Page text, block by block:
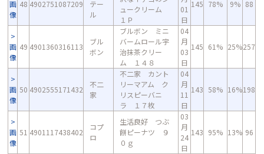
画
像
48 4902751087209
テー
ル
ュークリーム
１Ｐ
01
日
145 78% 9% 88
画
像
49 4901360316113
ブル
ボン
ブルボン ミニ
バームロール宇
治抹茶クリー
ム １４８
04
月
03
日
145 61% 25%257
画
像
50 4902555171432
不二
家
不二家 カント
リーマアム ク
リスピーバニ
ラ １７枚
04
月
11
日
143 58% 16%198
画
像
51 4901117438402
コプ
ロ
生活良好 つぶ
餅ピーナツ ９
０ｇ
03
月
24
日
143 95% 13% 96